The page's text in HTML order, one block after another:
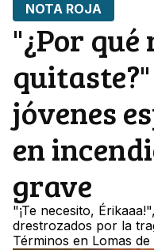
NOTA ROJA
"¿Por qué
jóvenes
en
grave
"¡Te necesito,
drestrozados por la
Términos en Lomas de